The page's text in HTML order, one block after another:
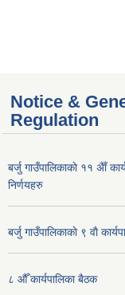
Notice &
Regulation
बर्जु गाउँपालिकाकाे ११ अैाँ
निर्णयहरु
बर्जु गाउँपालिकाकाे ९ वाै‌
८ औँ कार्यपालिका बैठक